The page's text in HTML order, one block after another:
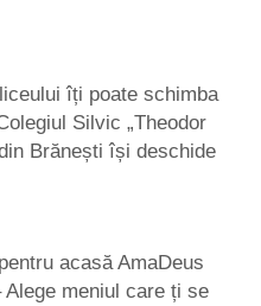
îți poate schimba
Silvic „Theodor
Brănești își deschide
acasă AmaDeus
Alege meniul care ți se